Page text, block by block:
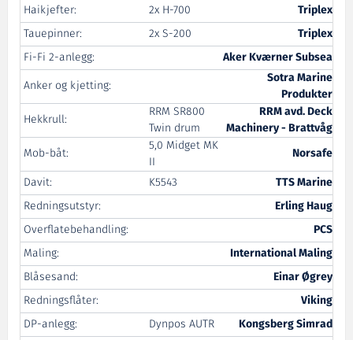
Haikjefter: 2x H-700
Triplex
Tauepinner:
2x S-200
Triplex
Fi-Fi 2-anlegg:
Aker Kværner Subsea
Anker og kjetting:
Sotra Marine
Produkter
Hekkrull:
RRM SR800
Twin drum
RRM avd. Deck
Machinery - Brattvåg
Mob-båt:
5,0 Midget MK
II
Norsafe
Davit:
K5543
TTS Marine
Redningsutstyr:
Erling Haug
Overflatebehandling:
PCS
Maling:
International Maling
Blåsesand:
Einar Øgrey
Redningsflåter:
Viking
DP-anlegg:
Dynpos AUTR
Kongsberg Simrad